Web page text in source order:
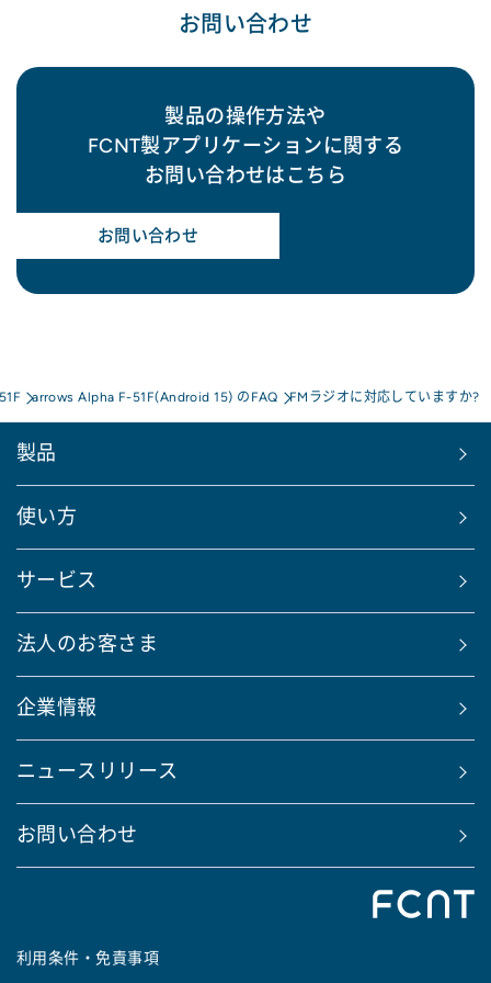
お問い合わせ
製品の操作方法や
FCNT製アプリケーションに関する
お問い合わせはこちら
お問い合わせ
arrows Alpha F-51F(Android 15) のFAQ FMラジオに対応していますか?
製品
使い方
サービス
法人のお客さま
企業情報
ニュースリリース
お問い合わせ
利用条件・免責事項